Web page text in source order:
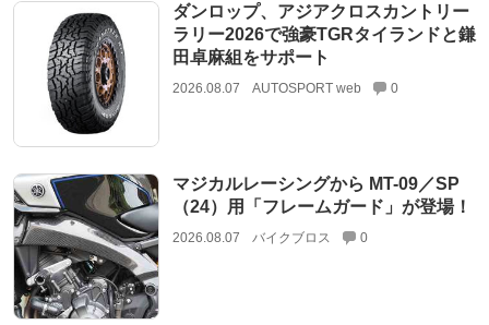
ダンロップ、アジアクロスカントリー
ラリー2026で強豪TGRタイランドと鎌
田卓麻組をサポート
2026.08.07 AUTOSPORT web 0
マジカルレーシングから MT-09／SP
（24）用「フレームガード」が登場！
2026.08.07 バイクブロス 0